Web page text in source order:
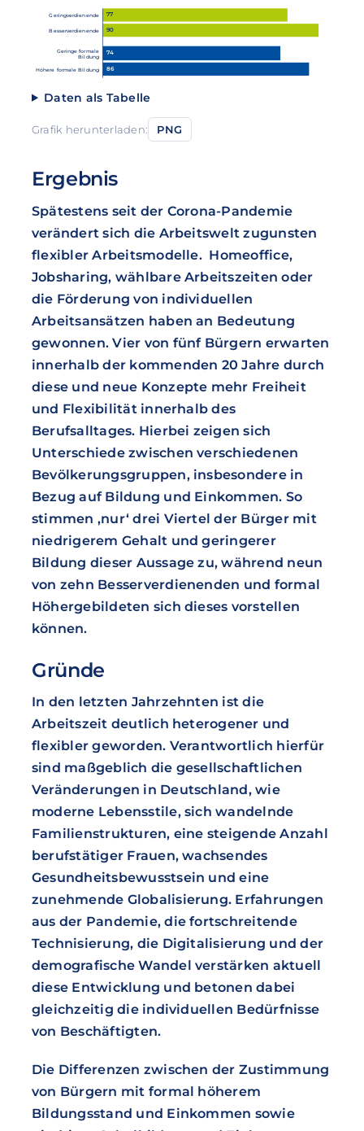
Geringverdienende 77
Besserverdienende 90
Geringe formale
Bildung
74
Höhere formale Bildung 86
Daten als Tabelle
Grafik herunterladen: PNG
Ergebnis
Spätestens seit der Corona-Pandemie
verändert sich die Arbeitswelt zugunsten
flexibler Arbeitsmodelle. Homeoffice,
Jobsharing, wählbare Arbeitszeiten oder
die Förderung von individuellen
Arbeitsansätzen haben an Bedeutung
gewonnen. Vier von fünf Bürgern erwarten
innerhalb der kommenden 20 Jahre durch
diese und neue Konzepte mehr Freiheit
und Flexibilität innerhalb des
Berufsalltages. Hierbei zeigen sich
Unterschiede zwischen verschiedenen
Bevölkerungsgruppen, insbesondere in
Bezug auf Bildung und Einkommen. So
stimmen ‚nur‘ drei Viertel der Bürger mit
niedrigerem Gehalt und geringerer
Bildung dieser Aussage zu, während neun
von zehn Besserverdienenden und formal
Höhergebildeten sich dieses vorstellen
können.
Gründe
In den letzten Jahrzehnten ist die
Arbeitszeit deutlich heterogener und
flexibler geworden. Verantwortlich hierfür
sind maßgeblich die gesellschaftlichen
Veränderungen in Deutschland, wie
moderne Lebensstile, sich wandelnde
Familienstrukturen, eine steigende Anzahl
berufstätiger Frauen, wachsendes
Gesundheitsbewusstsein und eine
zunehmende Globalisierung. Erfahrungen
aus der Pandemie, die fortschreitende
Technisierung, die Digitalisierung und der
demografische Wandel verstärken aktuell
diese Entwicklung und betonen dabei
gleichzeitig die individuellen Bedürfnisse
von Beschäftigten.
Die Differenzen zwischen der Zustimmung
von Bürgern mit formal höherem
Bildungsstand und Einkommen sowie